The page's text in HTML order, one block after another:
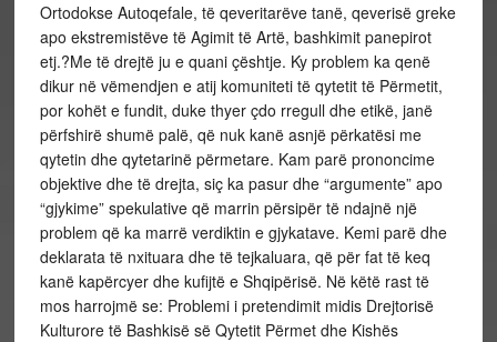
Ortodokse Autoqefale, të qeveritarëve tanë, qeverisë greke
apo ekstremistëve të Agimit të Artë, bashkimit panepirot
etj.?Me të drejtë ju e quani çështje. Ky problem ka qenë
dikur në vëmendjen e atij komuniteti të qytetit të Përmetit,
por kohët e fundit, duke thyer çdo rregull dhe etikë, janë
përfshirë shumë palë, që nuk kanë asnjë përkatësi me
qytetin dhe qytetarinë përmetare. Kam parë prononcime
objektive dhe të drejta, siç ka pasur dhe “argumente” apo
“gjykime” spekulative që marrin përsipër të ndajnë një
problem që ka marrë verdiktin e gjykatave. Kemi parë dhe
deklarata të nxituara dhe të tejkaluara, që për fat të keq
kanë kapërcyer dhe kufijtë e Shqipërisë. Në këtë rast të
mos harrojmë se: Problemi i pretendimit midis Drejtorisë
Kulturore të Bashkisë së Qytetit Përmet dhe Kishës